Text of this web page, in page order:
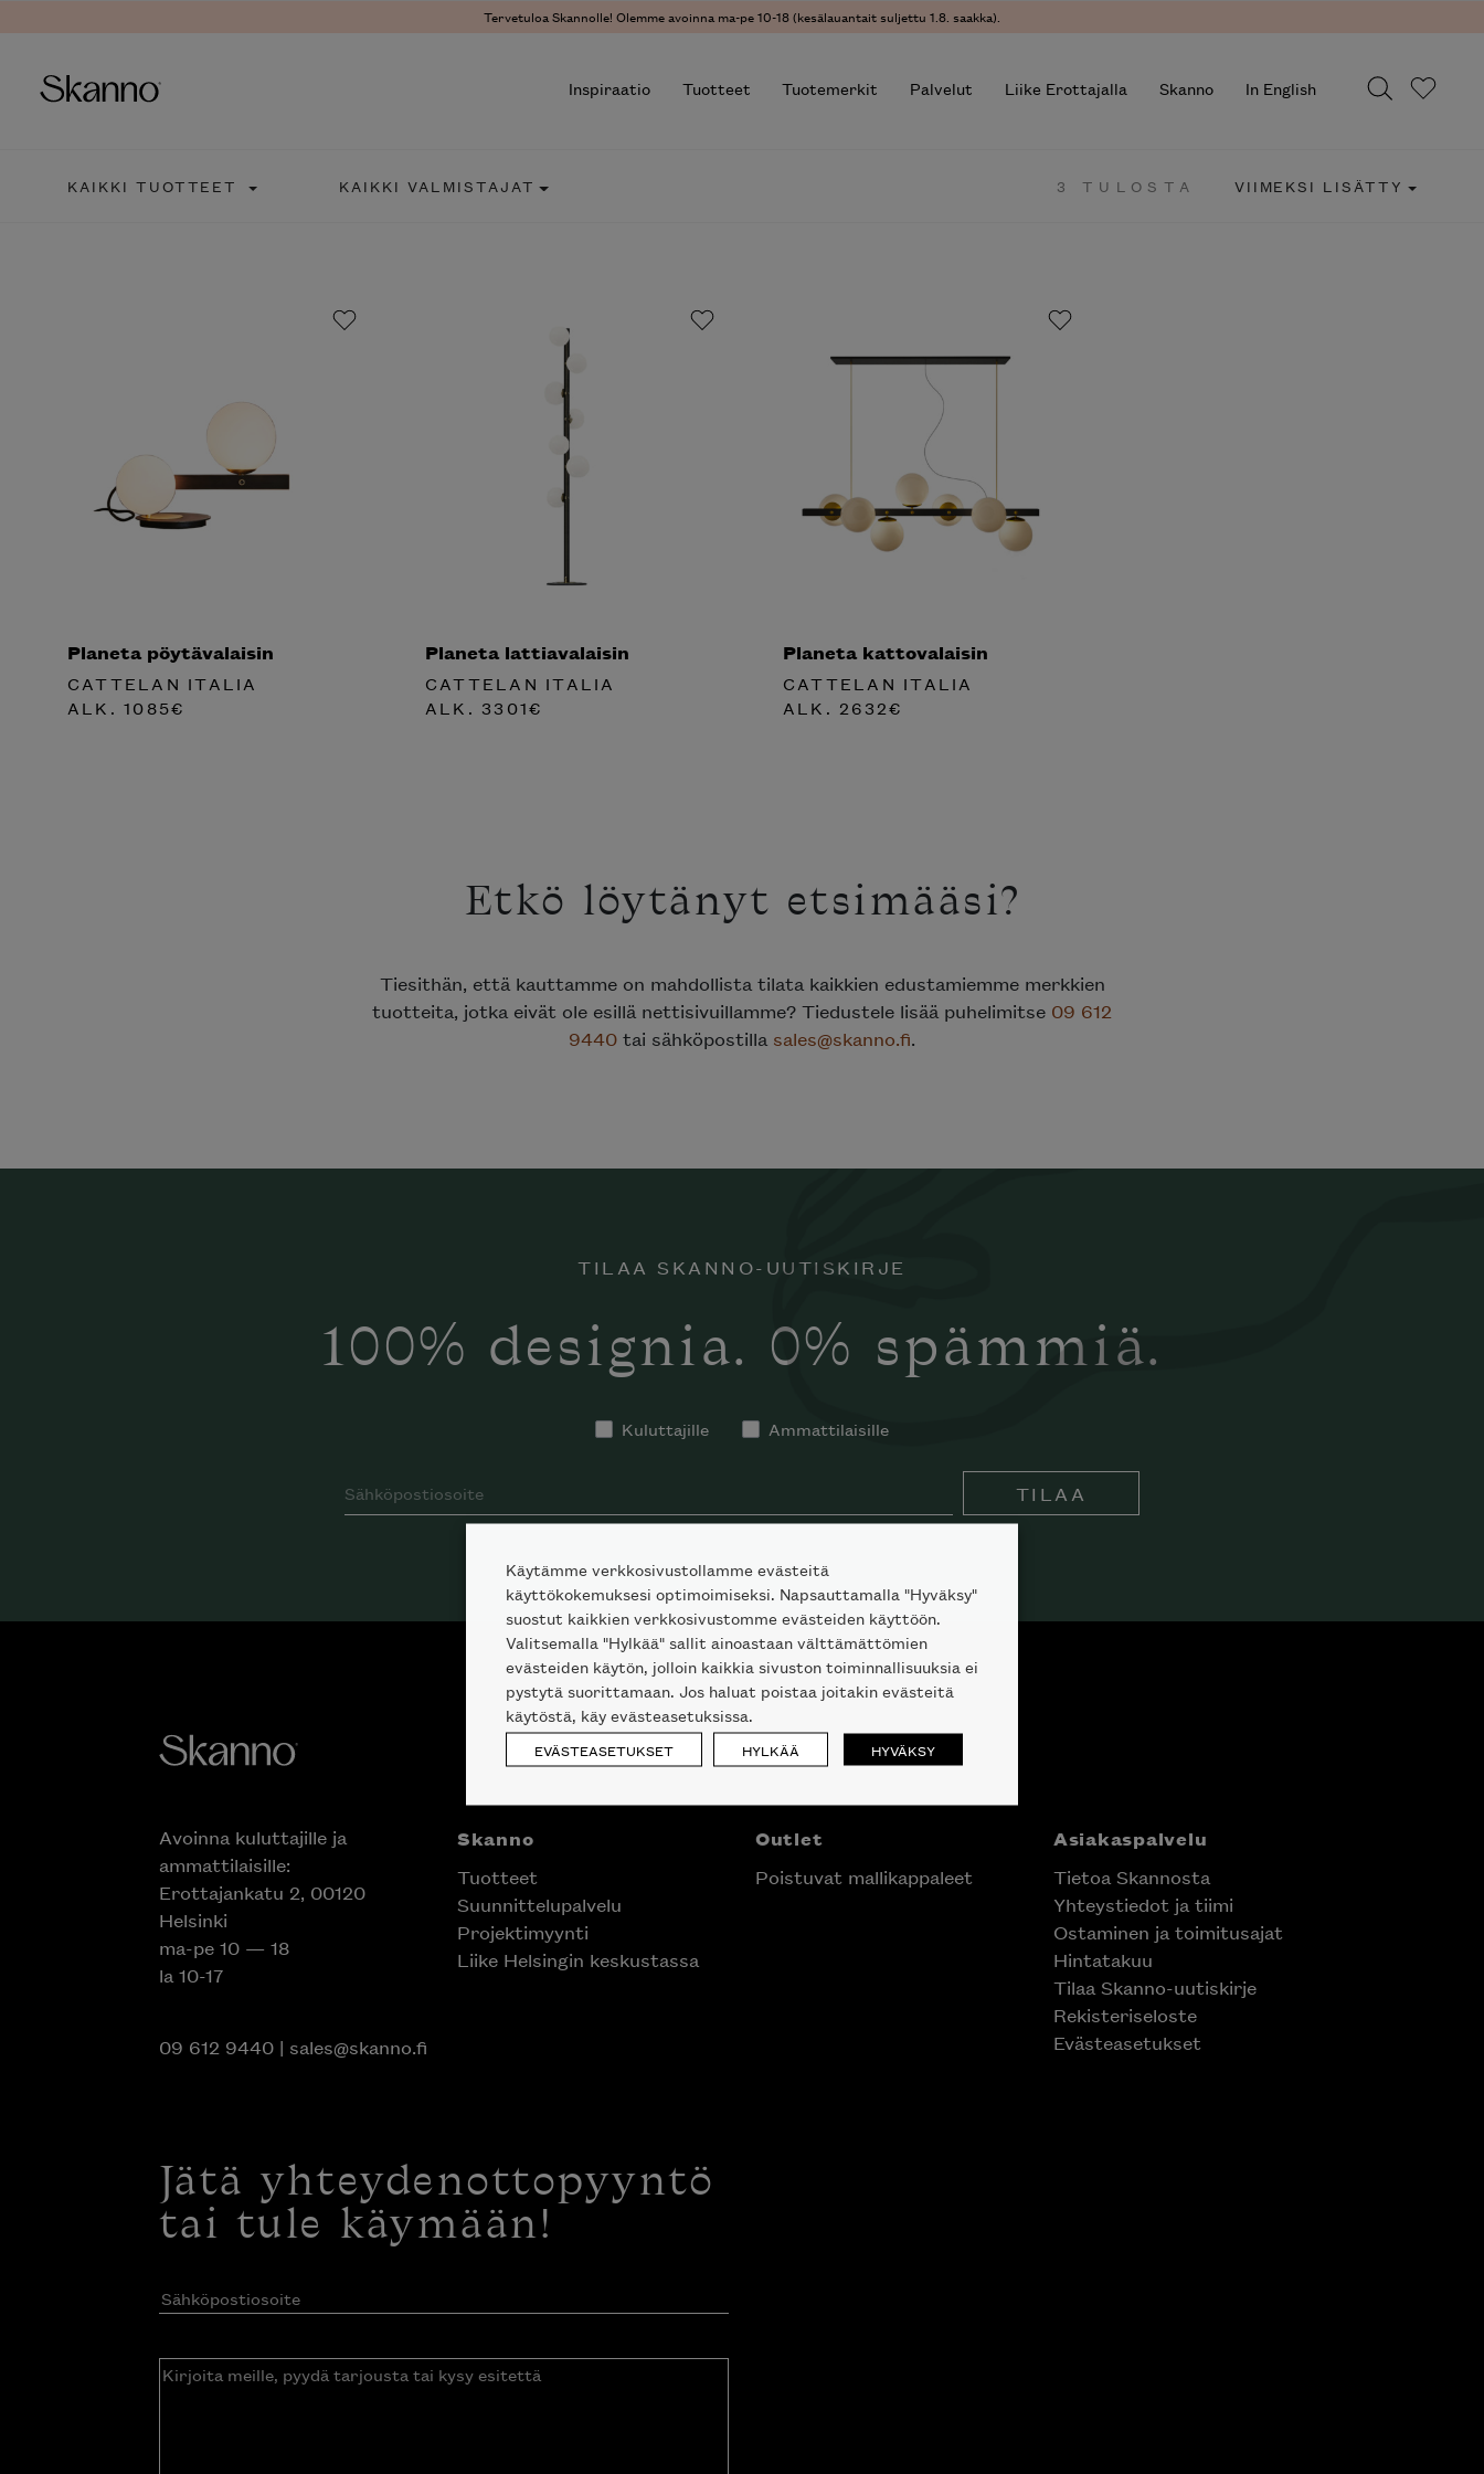
Tervetuloa Skannolle! Olemme avoinna ma-pe 10-18 (kesälauantait suljettu 1.8. saakka).
Inspiraatio Tuotteet Tuotemerkit Palvelut Liike Erottajalla Skanno In English
KAIKKI TUOTTEET KAIKKI VALMISTAJAT 3 TULOSTA VIIMEKSI LISÄTTY
Planeta pöytävalaisin
CATTELAN ITALIA
ALK.1085€
Planeta lattiavalaisin
CATTELAN ITALIA
ALK. 3301€
Planeta kattovalaisin
CATTELAN ITALIA
ALK. 2632€
Etkö löytänyt etsimääsi?
Tiesithän, että kauttamme on mahdollista tilata kaikkien edustamiemme merkkien
tuotteita, jotka eivät ole esillä nettisivuillamme? Tiedustele lisää puhelimitse 09 612
9440 tai sähköpostilla sales@skanno.fi.
TILAA SKANNO-UUTISKIRJE
100% designia. 0% spämmiä.
Kuluttajille Ammattilaisille
TILAA
Avoinna kuluttajille ja
ammattilaisille:
Erottajankatu 2, 00120
Helsinki
ma-pe 10 — 18
la 10-17
09 612 9440| sales@skanno.fi
Skanno
Tuotteet
Suunnittelupalvelu
Projektimyynti
Liike Helsingin keskustassa
Outlet
Poistuvat mallikappaleet
Asiakaspalvelu
Tietoa Skannosta
Yhteystiedot ja tiimi
Ostaminen ja toimitusajat
Hintatakuu
Tilaa Skanno-uutiskirje
Rekisteriseloste
Evästeasetukset
Jätä yhteydenottopyyntö
tai tule käymään!
Sähköpostiosoite(Pakollinen)
Kirjoita
Käytämme verkkosivustollamme evästeitä
käyttökokemuksesi optimoimiseksi. Napsauttamalla "Hyväksy"
suostut kaikkien verkkosivustomme evästeiden käyttöön.
Valitsemalla "Hylkää" sallit ainoastaan välttämättömien
evästeiden käytön, jolloin kaikkia sivuston toiminnallisuuksia ei
pystytä suorittamaan. Jos haluat poistaa joitakin evästeitä
käytöstä, käy evästeasetuksissa.
EVÄSTEASETUKSET HYLKÄÄ HYVÄKSY